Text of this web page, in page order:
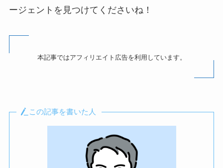
ージェントを見つけてくださいね！
本記事ではアフィリエイト広告を利用しています。
この記事を書いた人